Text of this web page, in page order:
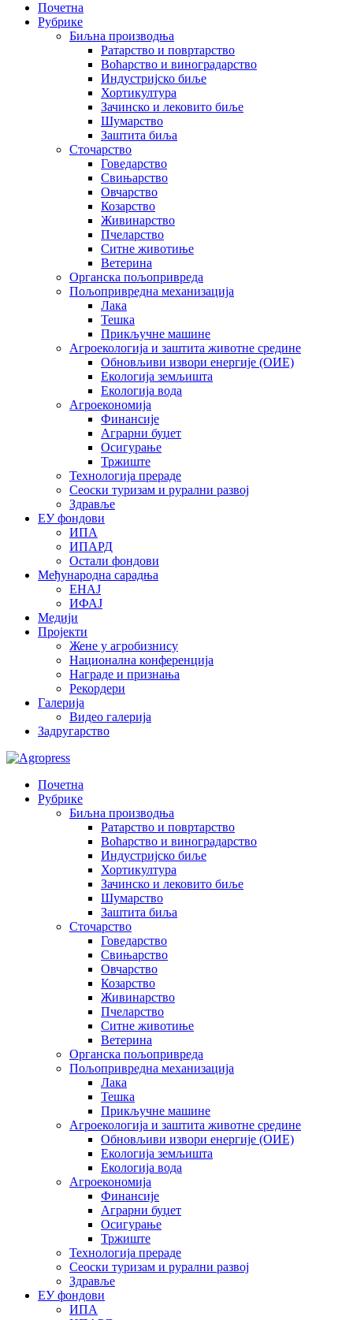
Почетна
Рубрике
Биљна производња
Ратарство и повртарство
Воћарство и виноградарство
Индустријско биље
Хортикултура
Зачинско и лековито биље
Шумарство
Заштита биља
Сточарство
Говедарство
Свињарство
Овчарство
Козарство
Живинарство
Пчеларство
Ситне животиње
Ветерина
Органска пољопривреда
Пољопривредна механизација
Лака
Тешка
Прикључне машине
Агроекологија и заштита животне средине
Обновљиви извори енергије (ОИЕ)
Екологија земљишта
Екологија вода
Агроекономија
Финансије
Аграрни буџет
Осигурање
Тржиште
Технологија прераде
Сеоски туризам и рурални развој
Здравље
ЕУ фондови
ИПА
ИПАРД
Остали фондови
Међународна сарадња
ЕНАЈ
ИФАЈ
Медији
Пројекти
Жене у агробизнису
Национална конференција
Награде и признања
Рекордери
Галерија
Видео галерија
Задругарство
Почетна
Рубрике
Биљна производња
Ратарство и повртарство
Воћарство и виноградарство
Индустријско биље
Хортикултура
Зачинско и лековито биље
Шумарство
Заштита биља
Сточарство
Говедарство
Свињарство
Овчарство
Козарство
Живинарство
Пчеларство
Ситне животиње
Ветерина
Органска пољопривреда
Пољопривредна механизација
Лака
Тешка
Прикључне машине
Агроекологија и заштита животне средине
Обновљиви извори енергије (ОИЕ)
Екологија земљишта
Екологија вода
Агроекономија
Финансије
Аграрни буџет
Осигурање
Тржиште
Технологија прераде
Сеоски туризам и рурални развој
Здравље
ЕУ фондови
ИПА